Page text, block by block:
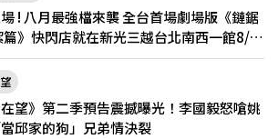
! 八月最強檔來襲 全台首場劇場版《鏈鋸
篇》快閃店就在新光三越台北南西一館8/6
在望》第二季預告震撼曝光！李國毅怒嗆姚
邱家的狗」兄弟情決裂